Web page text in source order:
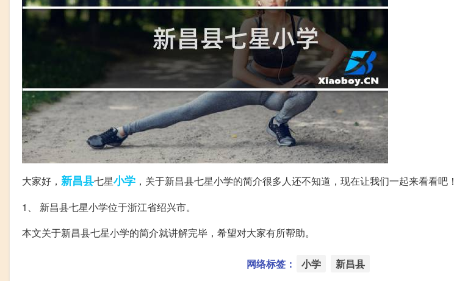
大家好， 新昌县七星小学 ，关于新昌县七星小学的简介很多人还不知道，现在让我们一起来看看吧！
1、 新昌县七星小学位于浙江省绍兴市。
本文关于新昌县七星小学的简介就讲解完毕，希望对大家有所帮助。
网络标签： 小学 新昌县